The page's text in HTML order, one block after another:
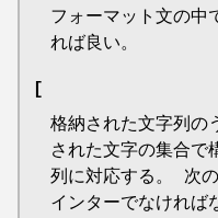
フォーマット文の中
れば良い。
[
格納された文字列の
された文字の集合で
列に対応する。 次
インターでなけれ